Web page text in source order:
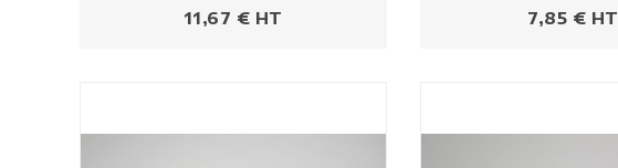
Prezzo
11,67 € HT Prezzo
7,85 € HT